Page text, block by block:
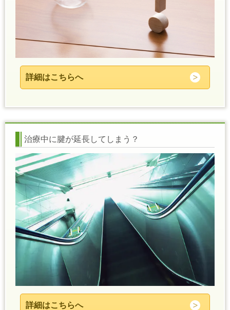
詳細はこちらへ
治療中に腱が延長してしまう？
詳細はこちらへ